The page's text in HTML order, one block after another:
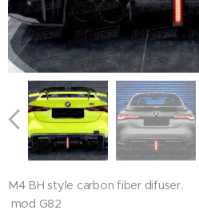
M4 BH style carbon fiber difuser.
mod G82